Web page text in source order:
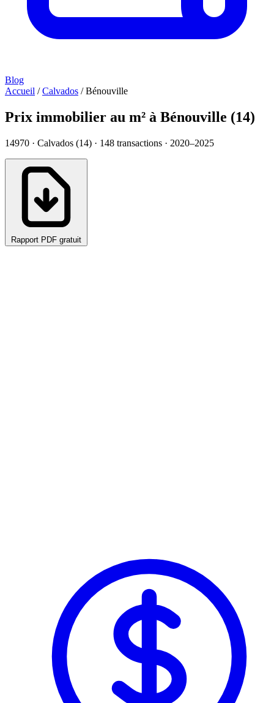
Blog
Accueil / Calvados / Bénouville
Prix immobilier au m² à Bénouville (14)
14970 · Calvados (14) · 148 transactions · 2020–2025
Rapport PDF gratuit